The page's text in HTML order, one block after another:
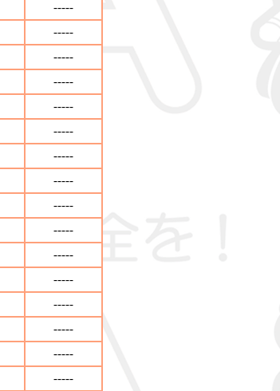
-----
-----
-----
-----
-----
-----
-----
-----
-----
-----
-----
-----
-----
-----
-----
-----